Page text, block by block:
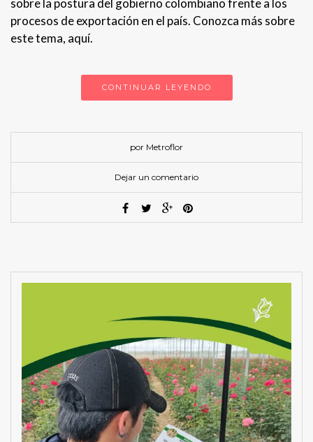
sobre la postura del gobierno colombiano frente a los
procesos de exportación en el país. Conozca más sobre
este tema, aquí.
CONTINUAR LEYENDO
por Metroflor
Dejar un comentario